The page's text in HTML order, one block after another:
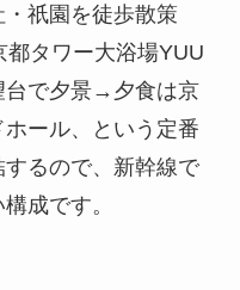
祇園を徒歩散策
タワー大浴場YUU
で夕景→夕食は京
ール、という定番
るので、新幹線で
成です。